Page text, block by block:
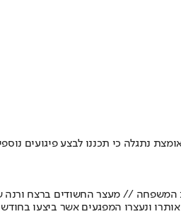
נתגלה כי תכננו לבצע פיגועים
המשפחה // מעצר החשודים ברצח
ונעצרו המפגעים אשר ביצעו בחודש